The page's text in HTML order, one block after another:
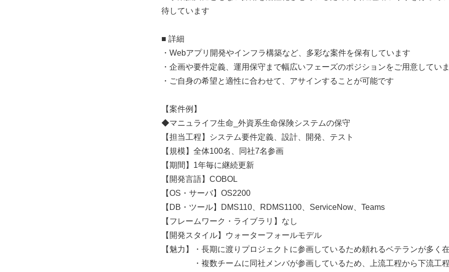
待しています
■ 詳細
・Webアプリ開発やインフラ構築など、多彩な案件を保有しています
・企画や要件定義、運用保守まで幅広いフェーズのポジションをご用意してい
・ご自身の希望と適性に合わせて、アサインすることが可能です
【案件例】
◆マニュライフ生命_外資系生命保険システムの保守
【担当工程】システム要件定義、設計、開発、テスト
【規模】全体100名、同社7名参画
【期間】1年毎に継続更新
【開発言語】COBOL
【OS・サーバ】OS2200
【DB・ツール】DMS110、RDMS1100、ServiceNow、Teams
【フレームワーク・ライブラリ】なし
【開発スタイル】ウォーターフォールモデル
【魅力】・長期に渡りプロジェクトに参画しているため頼れるベテランが多く
・複数チームに同社メンバが参画しているため、上流工程から下流工程